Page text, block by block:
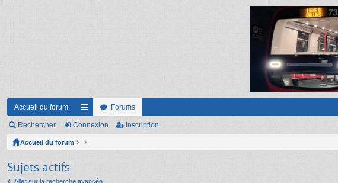
Accueil du forum
ac
co
ci
Forums
Rechercher Connexion Inscription
Accueil du forum
Sujets actifs
Aller sur la recherche avancée